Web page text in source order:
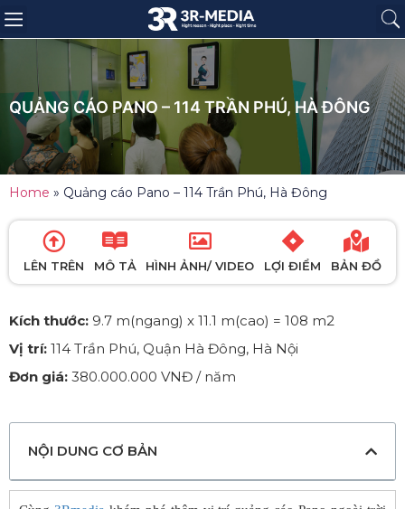
QUẢNG CÁO PANO – 114 TRẦN PHÚ, HÀ ĐÔNG
Home » Quảng cáo Pano – 114 Trần Phú, Hà Đông
LÊN TRÊN MÔ TẢ HÌNH ẢNH/ VIDEO LỢI ĐIỂM BẢN ĐỒ
Kích thước: 9.7 m(ngang) x 11.1 m(cao) = 108 m2
Vị trí: 114 Trần Phú, Quận Hà Đông, Hà Nội
Đơn giá: 380.000.000 VNĐ / năm
NỘI DUNG CƠ BẢN